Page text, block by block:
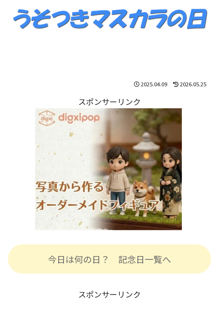
2025.04.09 2026.05.25
スポンサーリンク
今日は何の日？ 記念日一覧へ
スポンサーリンク